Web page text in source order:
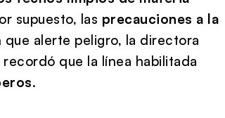
supuesto, las precauciones a la
alerte peligro, la directora
recordó que la línea habilitada
.